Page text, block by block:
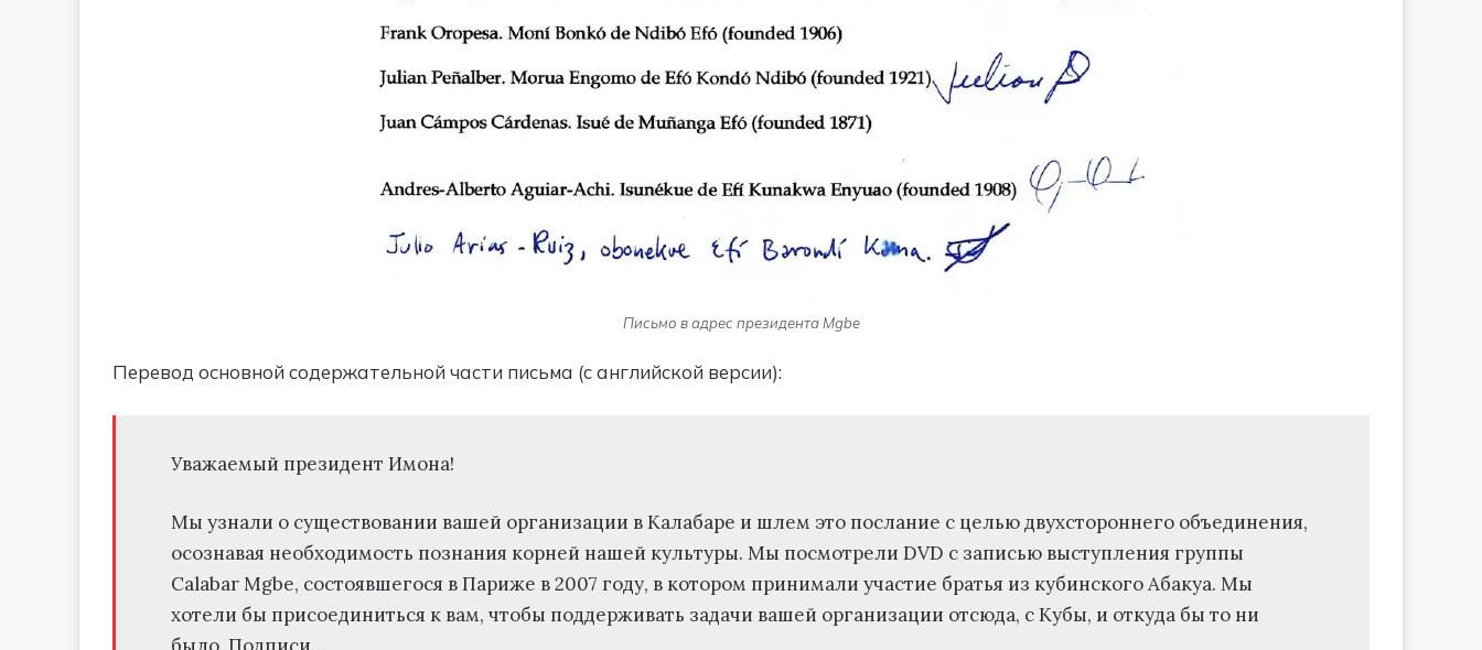
Письмо в адрес президента Mgbe
Перевод основной содержательной части письма (с английской версии):
Уважаемый президент Имона!
Мы узнали о существовании вашей организации в Калабаре и шлем это послание с целью двухстороннего объединения,
осознавая необходимость познания корней нашей культуры. Мы посмотрели DVD с записью выступления группы
Calabar Mgbe, состоявшегося в Париже в 2007 году, в котором принимали участие братья из кубинского Абакуа. Мы
хотели бы присоединиться к вам, чтобы поддерживать задачи вашей организации отсюда, с Кубы, и откуда бы то ни